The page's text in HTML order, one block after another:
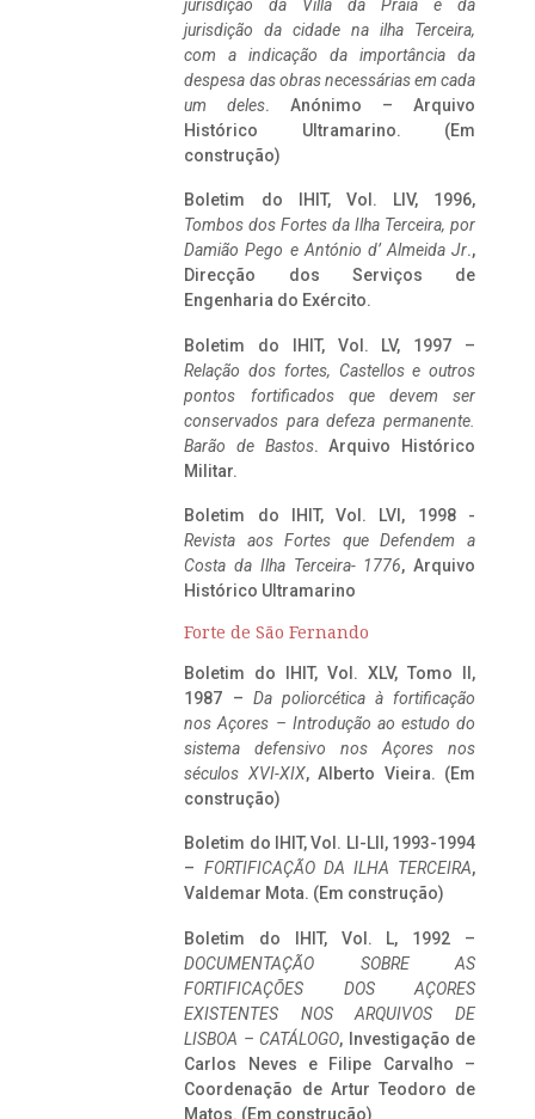
jurisdição da Villa da Praia e da
jurisdição da cidade na ilha Terceira,
com a indicação da importância da
despesa das obras necessárias em cada
um deles. Anónimo – Arquivo
Histórico Ultramarino. (Em
construção)
Boletim do IHIT, Vol. LIV, 1996,
Tombos dos Fortes da Ilha Terceira, por
Damião Pego e António d’ Almeida Jr.,
Direcção dos Serviços de
Engenharia do Exército.
Boletim do IHIT, Vol. LV, 1997 –
Relação dos fortes, Castellos e outros
pontos fortificados que devem ser
conservados para defeza permanente.
Barão de Bastos. Arquivo Histórico
Militar.
Boletim do IHIT, Vol. LVI, 1998 -
Revista aos Fortes que Defendem a
Costa da Ilha Terceira- 1776, Arquivo
Histórico Ultramarino
Forte de São Fernando
Boletim do IHIT, Vol. XLV, Tomo II,
1987 – Da poliorcética à fortificação
nos Açores – Introdução ao estudo do
sistema defensivo nos Açores nos
séculos XVI-XIX, Alberto Vieira. (Em
construção)
Boletim do IHIT, Vol. LI-LII, 1993-1994
– FORTIFICAÇÃO DA ILHA TERCEIRA,
Valdemar Mota. (Em construção)
Boletim do IHIT, Vol. L, 1992 –
DOCUMENTAÇÃO SOBRE AS
FORTIFICAÇÕES DOS AÇORES
EXISTENTES NOS ARQUIVOS DE
LISBOA – CATÁLOGO, Investigação de
Carlos Neves e Filipe Carvalho –
Coordenação de Artur Teodoro de
Matos. (Em construção)